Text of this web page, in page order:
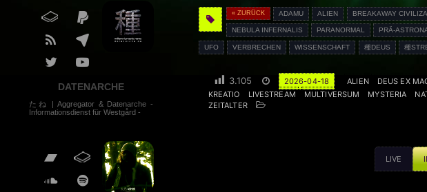
DATENARCHE
たね | Aggregator & Datenarche -
Informationsdienst für Westgård -
« ZURÜCK ADAMU ALIEN BREAKAWAY
NEBULA INFERNALIS PARANORMAL PRÄ-
UFO VERBRECHEN WISSENSCHAFT 種DEUS 種
3.105 2026-04-18 ALIEN DEUS EX
KREATIO
LIVESTREAM MULTIVERSUM MYSTERIA
ZEITALTER
LIVE